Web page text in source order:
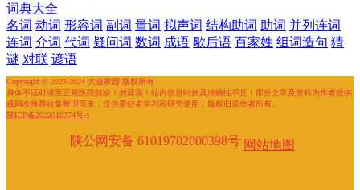
词典大全
名词 动词 形容词 副词 量词 拟声词 结构助词 助词 并列连词
连词 介词 代词 疑问词 数词 成语 歇后语 百家姓 组词造句 猜
谜 对联 谚语
Copyright © 2023-2024 大道家园 版权所有
身体不适时请至正规医院就诊！勿延误！站内信息时效及准确性不足！部分文章及资料为作者提供
或网友推荐收集整理而来，仅供爱好者学习和研究使用，版权归原作者所有。
陕ICP备2022010374号-1
陕公网安备 61019702000398号 网站地图